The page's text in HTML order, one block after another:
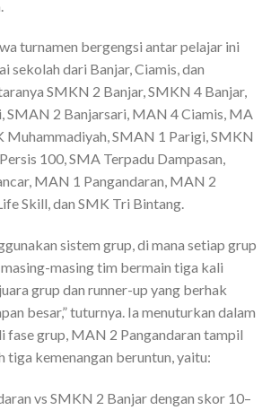
turnamen bergengsi antar pelajar ini
sekolah dari Banjar, Ciamis, dan
SMKN 2 Banjar, SMKN 4 Banjar,
SMAN 2 Banjarsari, MAN 4 Ciamis, MA
Muhammadiyah, SMAN 1 Parigi, SMKN
100, SMA Terpadu Dampasan,
MAN 1 Pangandaran, MAN 2
Skill, dan SMK Tri Bintang.
sistem grup, di mana setiap grup
masing tim bermain tiga kali
grup dan runner-up yang berhak
besar,” tuturnya. Ia menuturkan dalam
fase grup, MAN 2 Pangandaran tampil
tiga kemenangan beruntun, yaitu:
vs SMKN 2 Banjar dengan skor 10–